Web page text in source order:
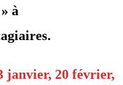
à
janvier, 20 février,